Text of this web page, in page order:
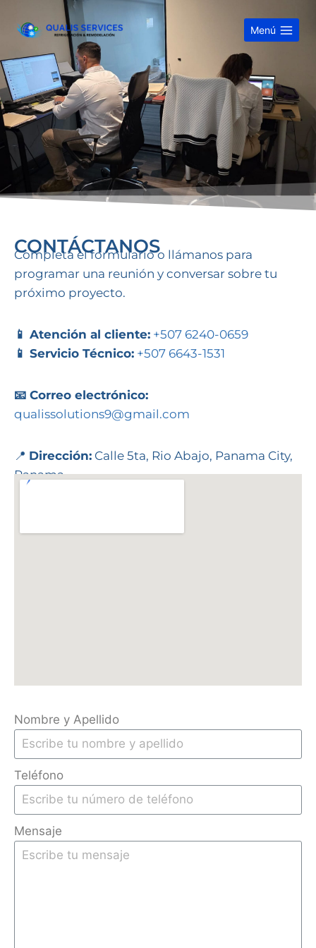
Menú
CONTÁCTANOS
Completa el formulario o llámanos para
programar una reunión y conversar sobre tu
próximo proyecto.
📱 Atención al cliente: +507 6240-0659
📱 Servicio Técnico: +507 6643-1531
📧 Correo electrónico:
qualissolutions9@gmail.com
📍 Dirección: Calle 5ta, Rio Abajo, Panama City,
Panama.
Nombre y Apellido
Teléfono
Mensaje